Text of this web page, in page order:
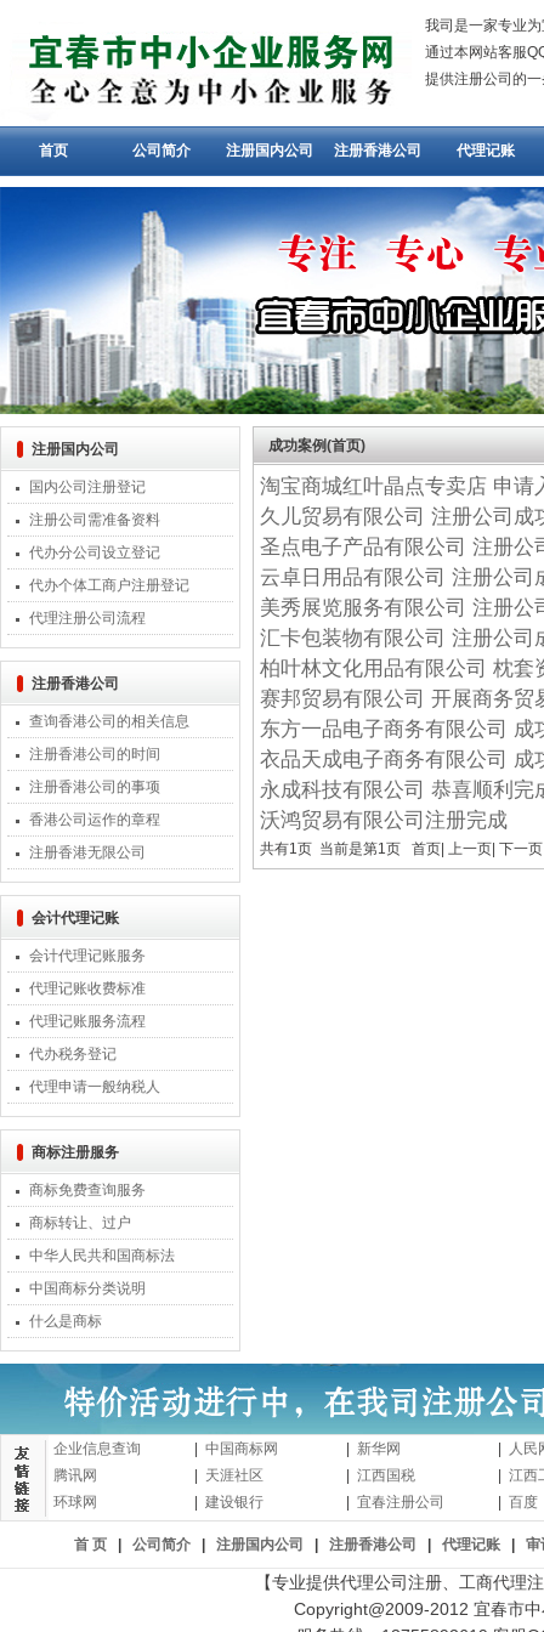
我司是一家专业
通过本网站客服
提供注册公司的
首页 公司简介 注册国内公司 注册香港公司 代理记账
注册国内公司
国内公司注册登记
注册公司需准备资料
代办分公司设立登记
代办个体工商户注册登记
代理注册公司流程
注册香港公司
查询香港公司的相关信息
注册香港公司的时间
注册香港公司的事项
香港公司运作的章程
注册香港无限公司
会计代理记账
会计代理记账服务
代理记账收费标准
代理记账服务流程
代办税务登记
代理申请一般纳税人
商标注册服务
商标免费查询服务
商标转让、过户
中华人民共和国商标法
中国商标分类说明
什么是商标
成功案例(首页)
淘宝商城红叶晶点专卖店 申请
久儿贸易有限公司 注册公司成
圣点电子产品有限公司 注册公
云卓日用品有限公司 注册公司
美秀展览服务有限公司 注册公
汇卡包装物有限公司 注册公司
柏叶林文化用品有限公司 枕套
赛邦贸易有限公司 开展商务贸
东方一品电子商务有限公司 成
衣品天成电子商务有限公司 成
永成科技有限公司 恭喜顺利完
沃鸿贸易有限公司注册完成
共有1页 当前是第1页 首页| 上一页| 下一
企业信息查询 中国商标网 新华网
人民
腾讯网
天涯社区 江西国税
江西
环球网
建设银行 宜春注册公司 百度
首 页 公司简介 注册国内公司 注册香港公司 代理记账 审
【专业提供代理公司注册、工商代理
Copyright@2009-2012 宜春市